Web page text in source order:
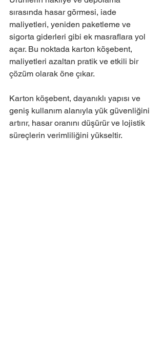
sırasında hasar görmesi, iade
maliyetleri, yeniden paketleme ve
sigorta giderleri gibi ek masraflara yol
açar. Bu noktada karton köşebent,
maliyetleri azaltan pratik ve etkili bir
çözüm olarak öne çıkar.
Karton köşebent, dayanıklı yapısı ve
geniş kullanım alanıyla yük güvenliğini
artırır, hasar oranını düşürür ve lojistik
süreçlerin verimliliğini yükseltir.